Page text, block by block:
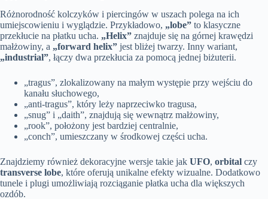
Różnorodność kolczyków i piercingów w uszach polega na ich
umiejscowieniu i wyglądzie. Przykładowo, „lobe” to klasyczne
przekłucie na płatku ucha. „Helix” znajduje się na górnej krawędzi
małżowiny, a „forward helix” jest bliżej twarzy. Inny wariant,
„industrial”, łączy dwa przekłucia za pomocą jednej biżuterii.
„tragus”, zlokalizowany na małym występie przy wejściu do
kanału słuchowego,
„anti-tragus”, który leży naprzeciwko tragusa,
„snug” i „daith”, znajdują się wewnątrz małżowiny,
„rook”, położony jest bardziej centralnie,
„conch”, umieszczany w środkowej części ucha.
Znajdziemy również dekoracyjne wersje takie jak UFO, orbital czy
transverse lobe, które oferują unikalne efekty wizualne. Dodatkowo
tunele i plugi umożliwiają rozciąganie płatka ucha dla większych
ozdób.